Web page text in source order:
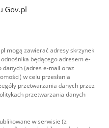
Gov.pl
mogą zawierać adresy skrzynek
będącego adresem e-
(adres e-mail oraz
w celu przesłania
przetwarzania danych przez
przetwarzania danych
w serwisie (z